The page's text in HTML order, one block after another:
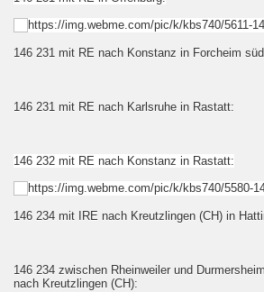
146 231 mit RE nach Konstanz in Forcheim
146 231 mit RE nach Karlsruhe in Rastatt:
146 232 mit RE nach Konstanz in Rastatt:
146 234 mit IRE nach Kreutzlingen (CH) in
146 234 zwischen Rheinweiler und
nach Kreutzlingen (CH):